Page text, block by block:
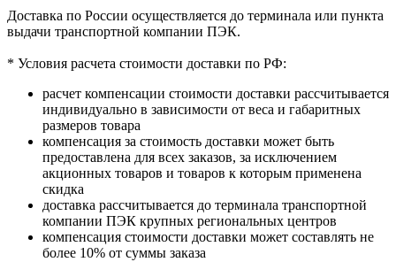
Доставка по России осуществляется до терминала или пункта
выдачи транспортной компании ПЭК.
* Условия расчета стоимости доставки по РФ:
расчет компенсации стоимости доставки рассчитывается
индивидуально в зависимости от веса и габаритных
размеров товара
компенсация за стоимость доставки может быть
предоставлена для всех заказов, за исключением
акционных товаров и товаров к которым применена
скидка
доставка рассчитывается до терминала транспортной
компании ПЭК крупных региональных центров
компенсация стоимости доставки может составлять не
более 10% от суммы заказа